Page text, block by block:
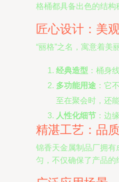
格桶都具备出色的结构
匠心设计：美
“丽格”之名，寓意着美
经典造型 ：桶身
多功能用途 ：它
至在聚会时，还
人性化细节 ：边
精湛工艺：品
锦香天金属制品厂拥
匀，不仅确保了产品的